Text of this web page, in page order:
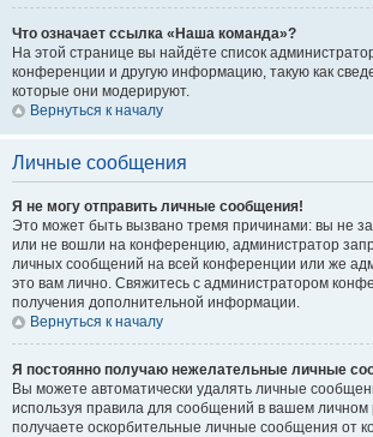
Что означает ссылка «Наша команда»?
На этой странице вы найдёте список
конференции и другую информацию, такую как
которые они модерируют.
Вернуться к началу
Личные сообщения
Я не могу отправить личные сообщения!
Это может быть вызвано тремя причинами: вы не
или не вошли на конференцию, администратор
личных сообщений на всей конференции или же
это вам лично. Свяжитесь с администратором
получения дополнительной информации.
Вернуться к началу
Я постоянно получаю нежелательные личные
Вы можете автоматически удалять личные
используя правила для сообщений в вашем личном
получаете оскорбительные личные сообщения от